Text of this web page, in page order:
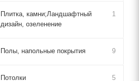
Плитка, камни;Ландшафтный
дизайн, озеленение
1
Полы, напольные покрытия 9
Потолки 5